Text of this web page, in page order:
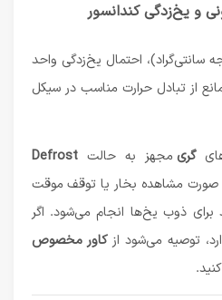
بسیار سرد (زیر ۵ درجه سانتی‌گراد)، احتمال یخ‌زدگی واحد
از تبادل حرارت مناسب در سیکل
گری مجهز به حالتDefrost
مشاهده بخار یا توقف موقت
برای ذوب یخ‌ها انجام می‌شود. اگر
توصیه می‌شود ازکاور مخصوص